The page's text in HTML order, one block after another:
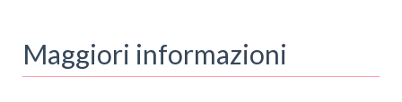
Maggiori informazioni